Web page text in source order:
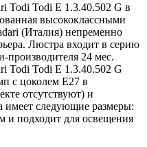
Todi Todi E 1.3.40.502 G в
высококлассными
(Италия) непременно
Люстра входит в серию
24 мес.
Todi Todi E 1.3.40.502 G
с цоколем E27 в
отсутствуют) и
следующие размеры:
и подходит для освещения